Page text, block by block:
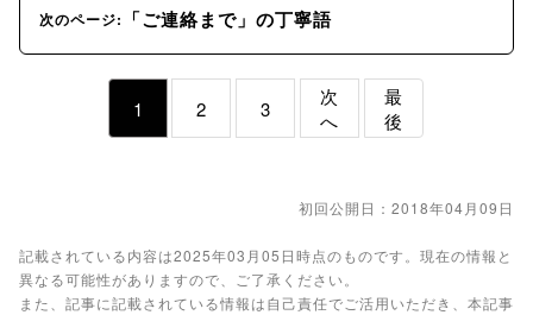
次のページ: 「ご連絡まで」の丁寧語
1 2 3
次
へ
最
後
初回公開日：2018年04月09日
記載されている内容は2025年03月05日時点のものです。現在の情報と
異なる可能性がありますので、ご了承ください。
また、記事に記載されている情報は自己責任でご活用いただき、本記事